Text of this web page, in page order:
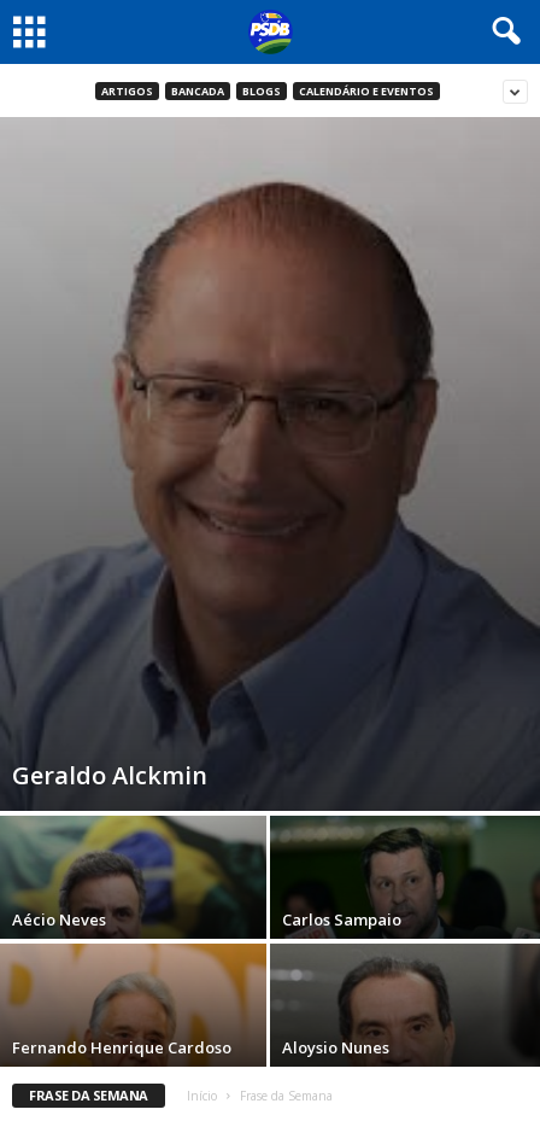
ARTIGOS BANCADA BLOGS CALENDÁRIO E EVENTOS
Geraldo Alckmin
Aécio Neves Carlos Sampaio
Fernando Henrique Cardoso Aloysio Nunes
FRASE DA SEMANA Início Frase da Semana